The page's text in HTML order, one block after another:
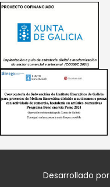
Desarrollado por